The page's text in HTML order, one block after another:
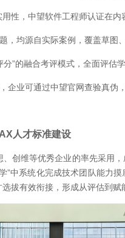
性，中望软件工程师认证在内
，均源自实际案例，覆盖草图
”的融合考评模式，全面评估
企业可通过中望官网查验真伪
人才标准建设
创维等优秀企业的率先采用
”中系统化完成技术团队能力
拔有效衔接，形成从评估到赋